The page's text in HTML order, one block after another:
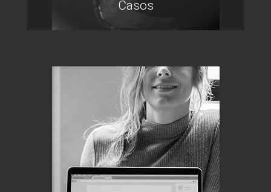
Casos